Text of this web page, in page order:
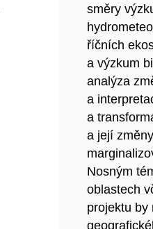
směry
říčních
a výzkum
analýza
a
a
a její
Nosným
oblastech
projektu by